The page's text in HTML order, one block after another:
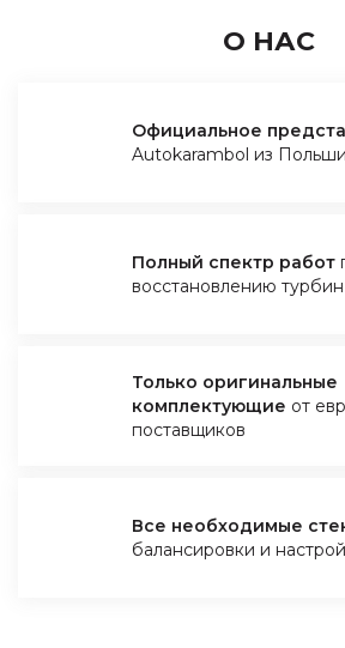
О НАС
Официальное
Autokarambol из Польши
Полный спектр работ
восстановлению турбин
Только оригинальные
комплектующие от
поставщиков
Все необходимые
балансировки и